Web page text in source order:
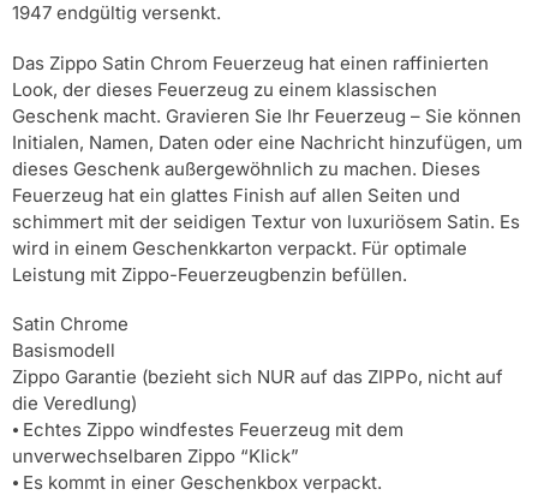
1947 endgültig versenkt.
Das Zippo Satin Chrom Feuerzeug hat einen raffinierten
Look, der dieses Feuerzeug zu einem klassischen
Geschenk macht. Gravieren Sie Ihr Feuerzeug – Sie können
Initialen, Namen, Daten oder eine Nachricht hinzufügen, um
dieses Geschenk außergewöhnlich zu machen. Dieses
Feuerzeug hat ein glattes Finish auf allen Seiten und
schimmert mit der seidigen Textur von luxuriösem Satin. Es
wird in einem Geschenkkarton verpackt. Für optimale
Leistung mit Zippo-Feuerzeugbenzin befüllen.
Satin Chrome
Basismodell
Zippo Garantie (bezieht sich NUR auf das ZIPPo, nicht auf
die Veredlung)
⦁ Echtes Zippo windfestes Feuerzeug mit dem
unverwechselbaren Zippo “Klick”
⦁ Es kommt in einer Geschenkbox verpackt.